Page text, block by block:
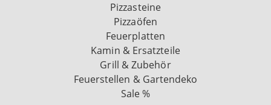
Pizzasteine
Pizzaöfen
Feuerplatten
Kamin & Ersatzteile
Grill & Zubehör
Feuerstellen & Gartendeko
Sale %